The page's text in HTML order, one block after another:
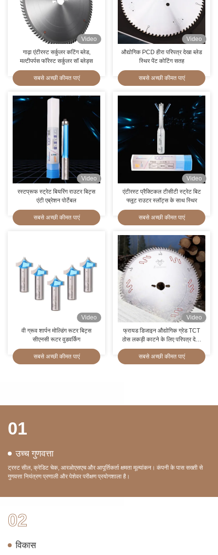
Video
गाढ़ा एंटीरस्ट सर्कुलर कटिंग ब्लेड,
मल्टीपर्पस फॉरेस्ट सर्कुलर सॉ ब्लेड्स
सबसे अच्छी कीमत पाएं
Video
औद्योगिक PCD हीरा परिपत्र देखा ब्लेड
स्थिर पेंट कोटिंग सतह
सबसे अच्छी कीमत पाएं
Video
रस्टप्रूफ स्ट्रेट बियरिंग राउटर बिट्स
एंटी एब्रेशन पोर्टेबल
सबसे अच्छी कीमत पाएं
Video
एंटीरस्ट प्रैक्टिकल टीसीटी स्ट्रेट बिट
फ्लूट राउटर स्लॉट्स के साथ स्थिर
सबसे अच्छी कीमत पाएं
Video
वी ग्रूव शार्पन मोल्डिंग रूटर बिट्स
सीएनसी रूटर वुडवर्किंग
सबसे अच्छी कीमत पाएं
Video
फ्रायड डिजाइन औद्योगिक ग्रेड TCT
ठोस लकड़ी काटने के लिए परिपत्र देखा
ब्लेड
सबसे अच्छी कीमत पाएं
01
उच्च गुणवत्ता
ट्रस्ट सील, क्रेडिट चेक, आरओएसएच और आपूर्तिकर्ता क्षमता मूल्यांकन। कंपनी के पास सख्ती से
गुणवत्ता नियंत्रण प्रणाली और पेशेवर परीक्षण प्रयोगशाला है।
02
विकास